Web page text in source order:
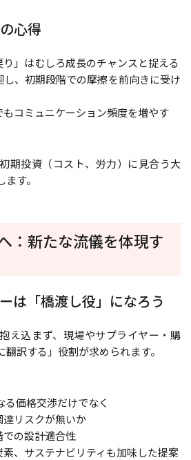
心得
」はむしろ成長のチャンスと捉える
、初期段階での摩擦を前向きに受け
コミュニケーション頻度を増やす
期投資（コスト、労力）に見合う大
す。
：新たな流儀を体現す
は「橋渡し役」になろう
え込まず、現場やサプライヤー・購
訳する」役割が求められます。
価格交渉だけでなく
リスクが無いか
の設計適合性
、サステナビリティも加味した提案